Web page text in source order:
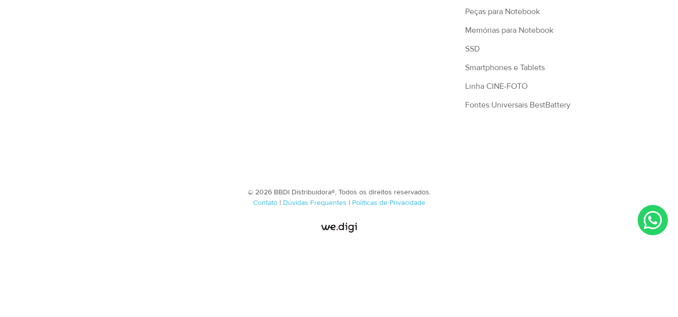
Peças para Notebook
Memórias para Notebook
SSD
Smartphones e Tablets
Linha CINE-FOTO
Fontes Universais BestBattery
© 2026 BBDI Distribuidora®, Todos os direitos reservados.
Contato | Dúvidas Frequentes | Políticas de Privacidade